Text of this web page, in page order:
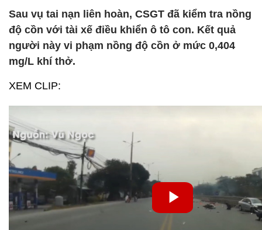
Sau vụ tai nạn liên hoàn, CSGT đã kiểm tra nồng
độ cồn với tài xế điều khiển ô tô con. Kết quả
người này vi phạm nồng độ cồn ở mức 0,404
mg/L khí thở.
XEM CLIP: